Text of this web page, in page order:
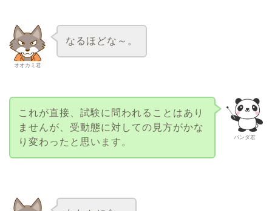
オオカミ君
なるほどな～。
パンダ君
これが直接、試験に問われることはあり
ませんが、受動態に対しての見方がかな
り変わったと思います。